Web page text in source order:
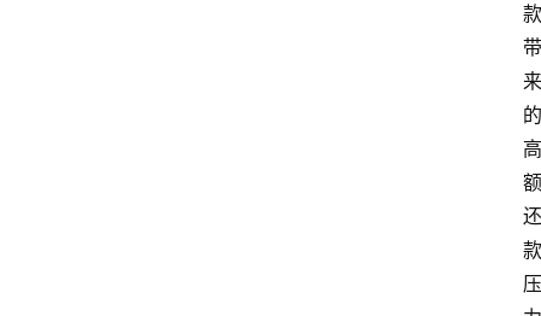
款
带
来
的
高
额
还
款
压